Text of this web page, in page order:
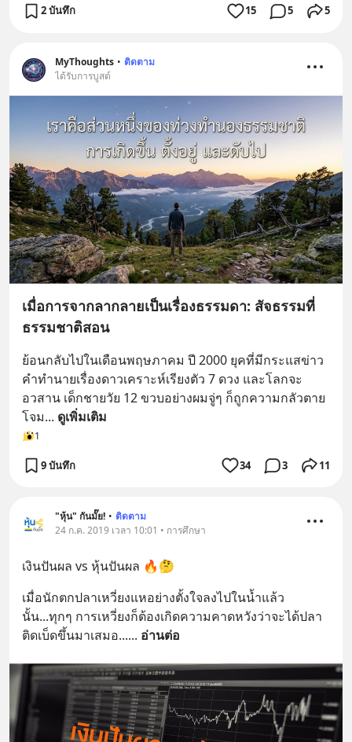
2 บันทึก 15 5 5
MyThoughts • ติดตาม
ได้รับการบูสต์
เมื่อการจากลากลายเป็นเรื่องธรรมดา: สัจธรรมที่
ธรรมชาติสอน
ย้อนกลับไปในเดือนพฤษภาคม ปี 2000 ยุคที่มีกระแสข่าว
คำทำนายเรื่องดาวเคราะห์เรียงตัว 7 ดวง และโลกจะ
อวสาน เด็กชายวัย 12 ขวบอย่างผมจู่ๆ ก็ถูกความกลัวตาย
โจม... ดูเพิ่มเติม
1
9 บันทึก 34 3 11
"หุ้น" กันมั๊ย! • ติดตาม
24 ก.ค. 2019 เวลา 10:01 • การศึกษา
เงินปันผล vs หุ้นปันผล 🔥🤔
เมื่อนักตกปลาเหวี่ยงแหอย่างตั้งใจลงไปในน้ำแล้ว
นั้น...ทุกๆ การเหวี่ยงก็ต้องเกิดความคาดหวังว่าจะได้ปลา
ติดเบ็ดขึ้นมาเสมอ...... อ่านต่อ